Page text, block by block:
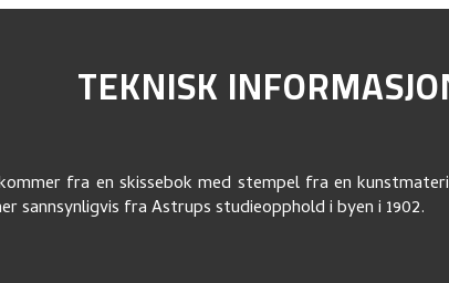
TEKNISK
fra en skissebok med stempel fra en
sannsynligvis fra Astrups studieopphold i byen i 1902.